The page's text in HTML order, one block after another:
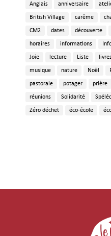
Anglais anniversaire
British Village carême
CM2 dates découverte
horaires informations
Joie lecture Liste
musique nature Noël
pastorale potager prière
réunions Solidarité
Zéro déchet éco-école